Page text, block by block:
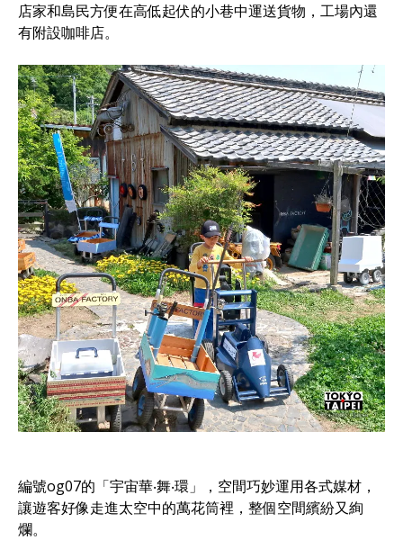
店家和島民方便在高低起伏的小巷中運送貨物，工場內還
有附設咖啡店。
編號og07的「宇宙華‧舞‧環」，空間巧妙運用各式媒材，
讓遊客好像走進太空中的萬花筒裡，整個空間繽紛又絢
爛。